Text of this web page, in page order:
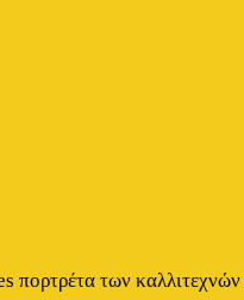
των